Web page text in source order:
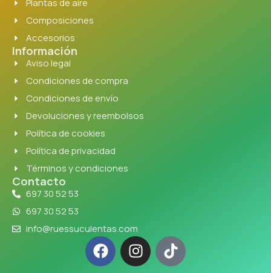
Plantas de aire
Composiciones
Accesorios
Información
Aviso legal
Condiciones de compra
Condiciones de envío
Devoluciones y reembolsos
Política de cookies
Política de privacidad
Términos y condiciones
Contacto
697 30 52 53
697 30 52 53
info@ruessuculentas.com